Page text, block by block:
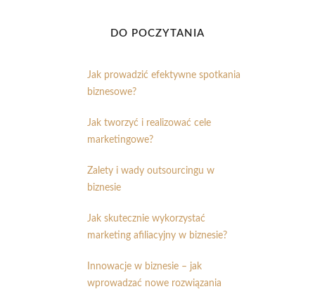
DO POCZYTANIA
Jak prowadzić efektywne spotkania
biznesowe?
Jak tworzyć i realizować cele
marketingowe?
Zalety i wady outsourcingu w
biznesie
Jak skutecznie wykorzystać
marketing afiliacyjny w biznesie?
Innowacje w biznesie – jak
wprowadzać nowe rozwiązania